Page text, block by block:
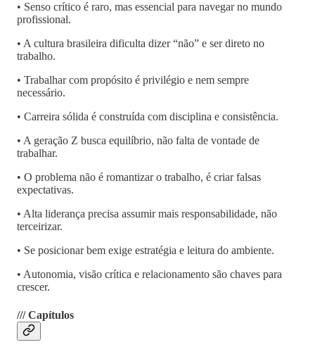
• Senso crítico é raro, mas essencial para navegar no mundo
profissional.
• A cultura brasileira dificulta dizer “não” e ser direto no
trabalho.
• Trabalhar com propósito é privilégio e nem sempre
necessário.
• Carreira sólida é construída com disciplina e consistência.
• A geração Z busca equilíbrio, não falta de vontade de
trabalhar.
• O problema não é romantizar o trabalho, é criar falsas
expectativas.
• Alta liderança precisa assumir mais responsabilidade, não
terceirizar.
• Se posicionar bem exige estratégia e leitura do ambiente.
• Autonomia, visão crítica e relacionamento são chaves para
crescer.
/// Capítulos